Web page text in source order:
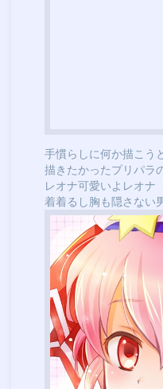
手慣らしに何か描こう
描きたかったプリパラ
レオナ可愛いよレオナ
着着るし胸も隠さない